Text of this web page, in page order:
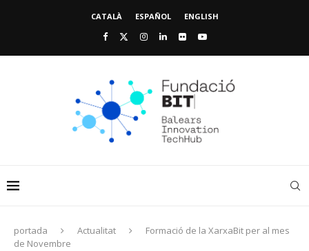
CATALÀ ESPAÑOL ENGLISH
portada Actualitat
Formació de la XarxaBit per al mes
de Novembre